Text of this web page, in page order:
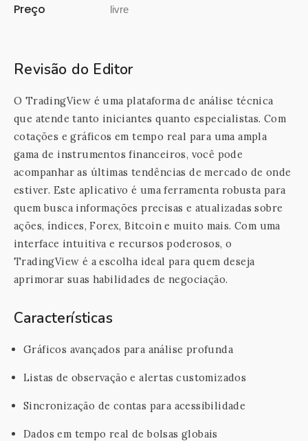
Preço livre
Revisão do Editor
O TradingView é uma plataforma de análise técnica
que atende tanto iniciantes quanto especialistas. Com
cotações e gráficos em tempo real para uma ampla
gama de instrumentos financeiros, você pode
acompanhar as últimas tendências de mercado de onde
estiver. Este aplicativo é uma ferramenta robusta para
quem busca informações precisas e atualizadas sobre
ações, índices, Forex, Bitcoin e muito mais. Com uma
interface intuitiva e recursos poderosos, o
TradingView é a escolha ideal para quem deseja
aprimorar suas habilidades de negociação.
Características
Gráficos avançados para análise profunda
Listas de observação e alertas customizados
Sincronização de contas para acessibilidade
Dados em tempo real de bolsas globais